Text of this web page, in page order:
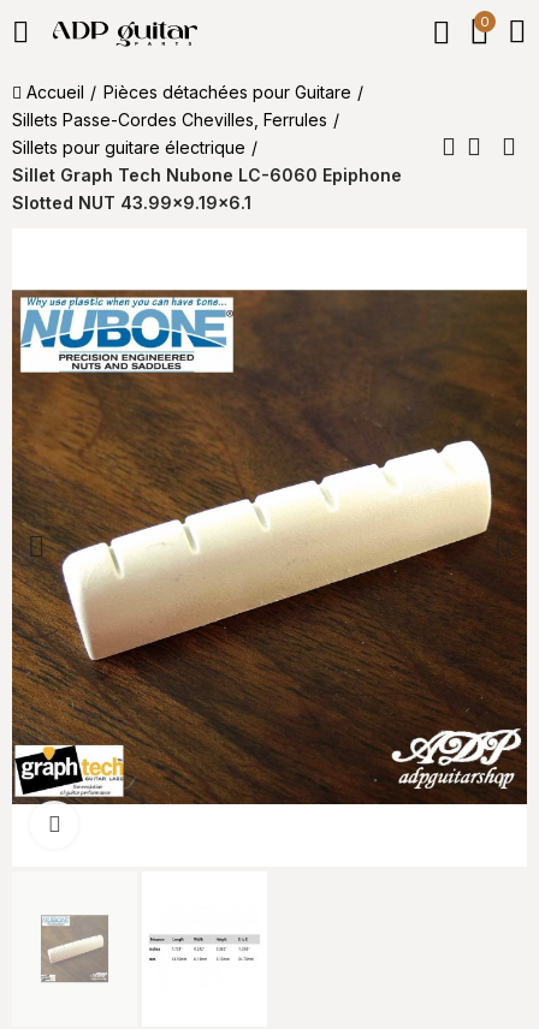
0
Accueil
Pièces détachées pour Guitare
Sillets Passe-Cordes Chevilles, Ferrules
Sillets pour guitare électrique
Sillet Graph Tech Nubone LC-6060 Epiphone
Slotted NUT 43.99x9.19x6.1